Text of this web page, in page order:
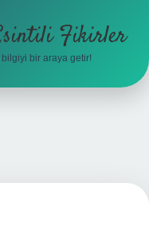
Fikirler
bilgiyi bir araya getir!